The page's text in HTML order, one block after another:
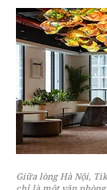
Giữa lòng Hà Nội,